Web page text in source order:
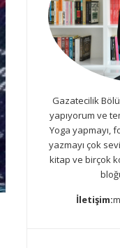
Gazatecilik
yapıyorum ve
Yoga yapmayı,
yazmayı çok
kitap ve birçok
İletişim: